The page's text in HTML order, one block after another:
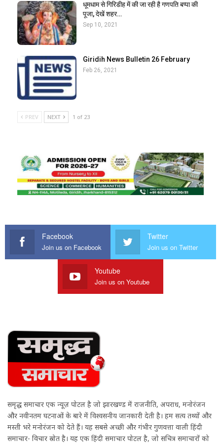
धूमधाम से गिरिडीह में की जा रही है गणपति बप्पा की
पूजा, देखें शहर…
Sep 10, 2021
Giridih News Bulletin 26 February
Feb 26, 2021
PREV NEXT 1 of 23
Facebook
Join us on Facebook
Twitter
Join us on Twitter
Youtube
Join us on Youtube
समृद्ध समाचार एक न्यूज़ पोर्टल है जो झारखण्ड में राजनीति, अपराध, मनोरंजन
और नवीनतम घटनाओं के बारे में विश्वसनीय जानकारी देती है। हम सत्य तथ्यों और
मस्ती भरे मनोरंजन को देते हैं। यह सबसे अच्छी और गंभीर गुणवत्ता वाली हिंदी
समाचार- विचार स्रोत है। यह एक हिंदी समाचार पोर्टल है, जो सचित्र समाचारों को